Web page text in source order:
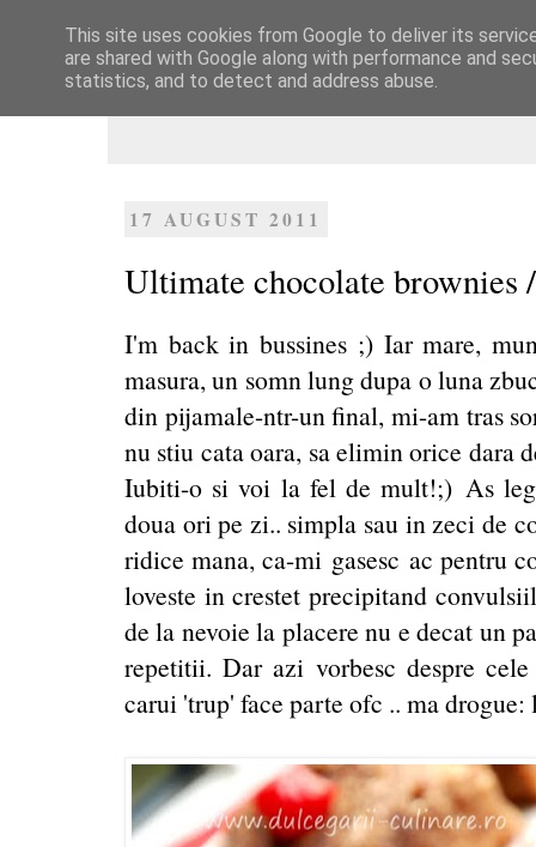
Dulcegarii culinare
17 AUGUST 2011
Ultimate chocolate brownies
I'm back in bussines ;) Iar mare,
masura, un somn lung dupa o luna
din pijamale-ntr-un final, mi-am tras
nu stiu cata oara, sa elimin orice dara
Iubiti-o si voi la fel de mult!;) As
doua ori pe zi.. simpla sau in zeci de
ridice mana, ca-mi gasesc ac pentru
loveste in crestet precipitand
de la nevoie la placere nu e decat un
repetitii. Dar azi vorbesc despre
carui 'trup' face parte ofc .. ma drogue:
This site uses cookies from Google to deliver its
are shared with Google along with performance and
statistics, and to detect and address abuse.